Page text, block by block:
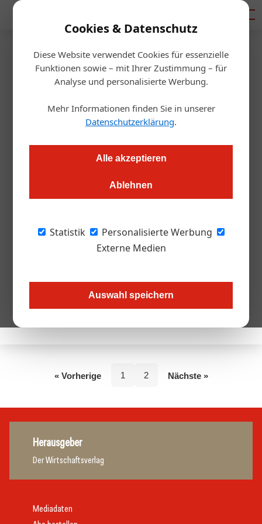
Cookies & Datenschutz
Diese Website verwendet Cookies für essenzielle
Funktionen sowie – mit Ihrer Zustimmung – für
Analyse und personalisierte Werbung.
Mehr Informationen finden Sie in unserer
Datenschutzerklärung.
Alle akzeptieren
Ablehnen
Statistik
Personalisierte Werbung
Externe Medien
Auswahl speichern
Artikel von Mag. Thomas
Hassler
Mag. Thomas Hassler
Keine Beiträge von diesem Autor.
« Vorherige 1 2 Nächste »
Herausgeber
Der Wirtschaftsverlag
Mediadaten